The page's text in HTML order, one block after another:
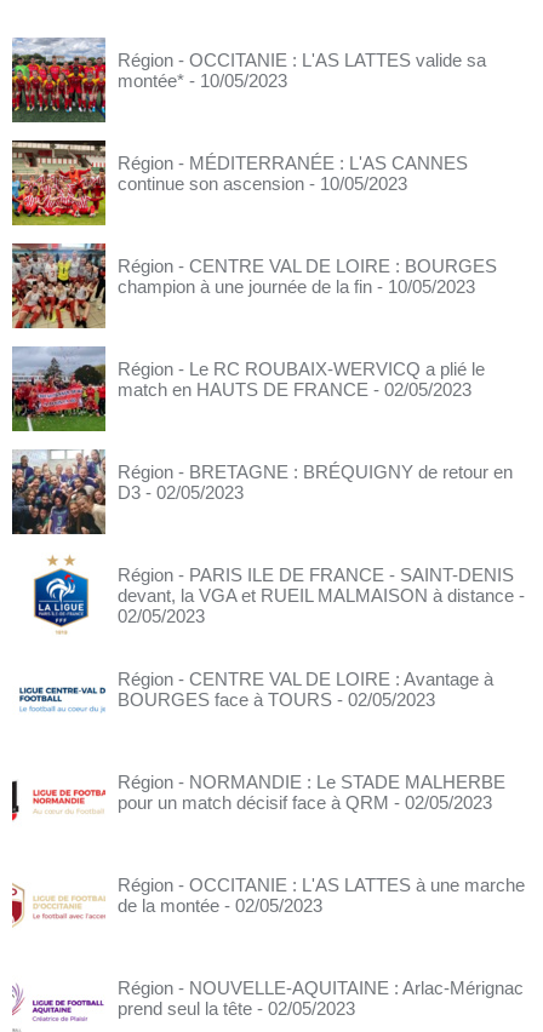
Région - OCCITANIE : L'AS LATTES valide sa
montée* - 10/05/2023
Région - MÉDITERRANÉE : L'AS CANNES
continue son ascension - 10/05/2023
Région - CENTRE VAL DE LOIRE : BOURGES
champion à une journée de la fin - 10/05/2023
Région - Le RC ROUBAIX-WERVICQ a plié le
match en HAUTS DE FRANCE - 02/05/2023
Région - BRETAGNE : BRÉQUIGNY de retour en
D3 - 02/05/2023
Région - PARIS ILE DE FRANCE - SAINT-DENIS
devant, la VGA et RUEIL MALMAISON à distance -
02/05/2023
Région - CENTRE VAL DE LOIRE : Avantage à
BOURGES face à TOURS - 02/05/2023
Région - NORMANDIE : Le STADE MALHERBE
pour un match décisif face à QRM - 02/05/2023
Région - OCCITANIE : L'AS LATTES à une marche
de la montée - 02/05/2023
Région - NOUVELLE-AQUITAINE : Arlac-Mérignac
prend seul la tête - 02/05/2023